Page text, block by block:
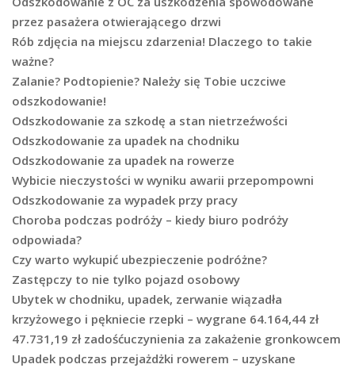
przez pasażera otwierającego drzwi
Rób zdjęcia na miejscu zdarzenia! Dlaczego to takie
ważne?
Zalanie? Podtopienie? Należy się Tobie uczciwe
odszkodowanie!
Odszkodowanie za szkodę a stan nietrzeźwości
Odszkodowanie za upadek na chodniku
Odszkodowanie za upadek na rowerze
Wybicie nieczystości w wyniku awarii przepompowni
Odszkodowanie za wypadek przy pracy
Choroba podczas podróży – kiedy biuro podróży
odpowiada?
Czy warto wykupić ubezpieczenie podróżne?
Zastępczy to nie tylko pojazd osobowy
Ubytek w chodniku, upadek, zerwanie wiązadła
krzyżowego i pękniecie rzepki – wygrane 64.164,44 zł
47.731,19 zł zadośćuczynienia za zakażenie gronkowcem
Upadek podczas przejażdżki rowerem – uzyskane